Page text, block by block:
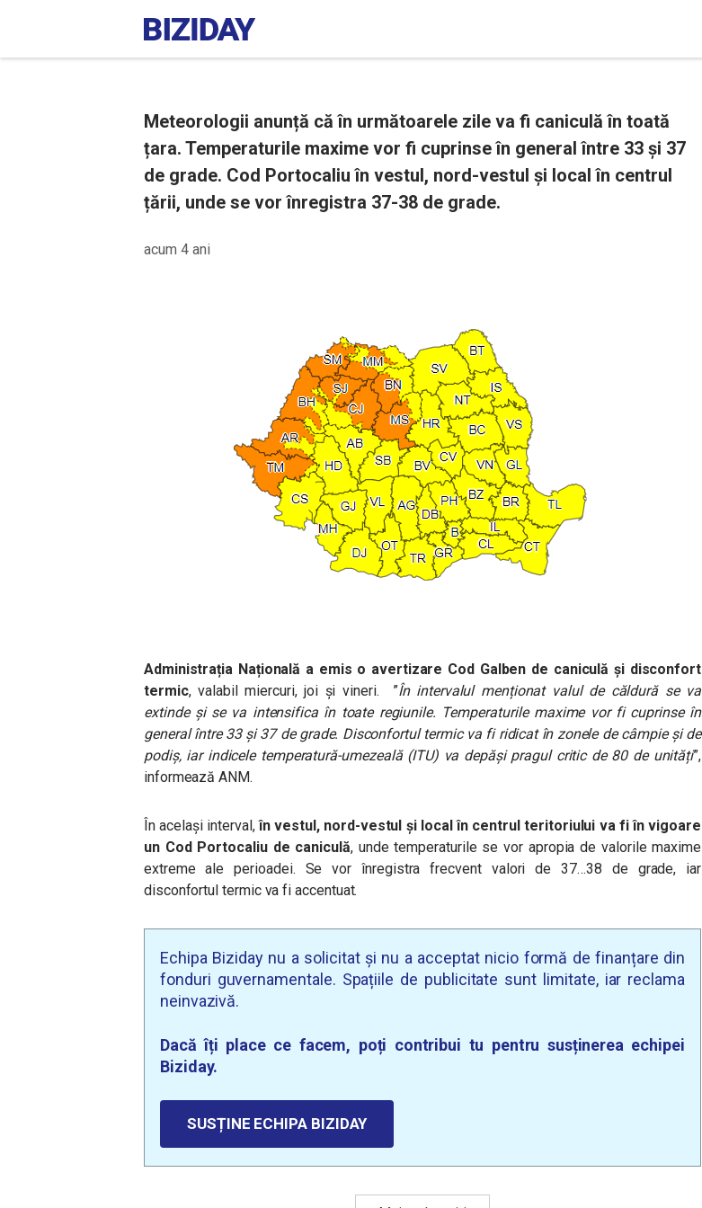
Meteorologii anunță că în următoarele zile va fi caniculă în toată
țara. Temperaturile maxime vor fi cuprinse în general între 33 și 37
de grade. Cod Portocaliu în vestul, nord-vestul și local în centrul
țării, unde se vor înregistra 37-38 de grade.
acum 4 ani
Administrația Națională a emis o avertizare Cod Galben de caniculă și disconfort
termic, valabil miercuri, joi și vineri. ”În intervalul menționat valul de căldură se va
extinde și se va intensifica în toate regiunile. Temperaturile maxime vor fi cuprinse în
general între 33 și 37 de grade. Disconfortul termic va fi ridicat în zonele de câmpie și de
podiș, iar indicele temperatură-umezeală (ITU) va depăși pragul critic de 80 de unități”,
informează ANM.
În același interval,în vestul, nord-vestul și local în centrul teritoriului va fi în vigoare
un Cod Portocaliu de caniculă, unde temperaturile se vor apropia de valorile maxime
extreme ale perioadei. Se vor înregistra frecvent valori de 37…38 de grade, iar
disconfortul termic va fi accentuat.
Echipa Biziday nu a solicitat și nu a acceptat nicio formă de finanțare din
fonduri guvernamentale. Spațiile de publicitate sunt limitate, iar reclama
neinvazivă.
Dacă îți place ce facem, poți contribui tu pentru susținerea echipei
Biziday.
SUSȚINE ECHIPA BIZIDAY